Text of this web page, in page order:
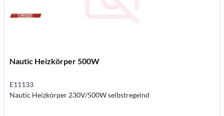
Nautic Heizkörper 500W
E11133
Nautic Heizkörper 230V/500W selbstregelnd